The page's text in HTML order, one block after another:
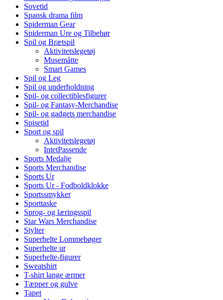
Sovetid
Spansk drama film
Spiderman Gear
Spiderman Ure og Tilbehør
Spil og Brætspil
Aktivitetslegetøj
Musemåtte
Smart Games
Spil og Leg
Spil og underholdning
Spil- og collectiblesfigurer
Spil- og Fantasy-Merchandise
Spil- og gadgets merchandise
Spisetid
Sport og spil
Aktivitetslegetøj
IntetPassende
Sports Medalje
Sports Merchandise
Sports Ur
Sports Ur - Fodboldklokke
Sportssmykker
Sporttaske
Sprog- og læringsspil
Star Wars Merchandise
Stylter
Superhelte Lommebøger
Superhelte ur
Superhelte-figurer
Sweatshirt
T-shirt lange ærmer
Tæpper og gulve
Tapet